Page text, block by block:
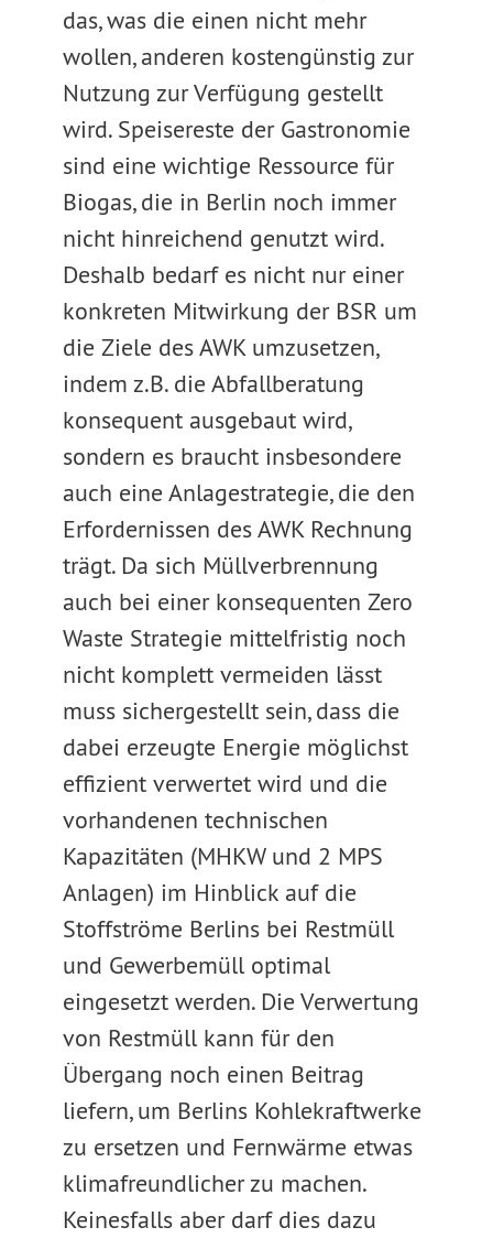
das, was die einen nicht mehr
wollen, anderen kostengünstig zur
Nutzung zur Verfügung gestellt
wird. Speisereste der Gastronomie
sind eine wichtige Ressource für
Biogas, die in Berlin noch immer
nicht hinreichend genutzt wird.
Deshalb bedarf es nicht nur einer
konkreten Mitwirkung der BSR um
die Ziele des AWK umzusetzen,
indem z.B. die Abfallberatung
konsequent ausgebaut wird,
sondern es braucht insbesondere
auch eine Anlagestrategie, die den
Erfordernissen des AWK Rechnung
trägt. Da sich Müllverbrennung
auch bei einer konsequenten Zero
Waste Strategie mittelfristig noch
nicht komplett vermeiden lässt
muss sichergestellt sein, dass die
dabei erzeugte Energie möglichst
effizient verwertet wird und die
vorhandenen technischen
Kapazitäten (MHKW und 2 MPS
Anlagen) im Hinblick auf die
Stoffströme Berlins bei Restmüll
und Gewerbemüll optimal
eingesetzt werden. Die Verwertung
von Restmüll kann für den
Übergang noch einen Beitrag
liefern, um Berlins Kohlekraftwerke
zu ersetzen und Fernwärme etwas
klimafreundlicher zu machen.
Keinesfalls aber darf dies dazu